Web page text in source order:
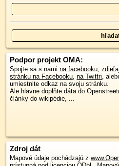
Podpor projekt OMA:
Spojte sa s nami na facebooku,
stránku na Facebooku, na Twittri,
umiestnite odkaz na svoju stránku.
Ale hlavne doplňte dáta do
články do wikipédie, ...
Zdroj dát
Mapové údaje pochádzajú z